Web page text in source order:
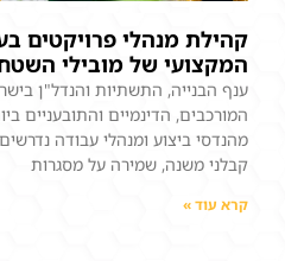
קהילת מנהלי פרויקטים
המקצועי של מובילי
ענף הבנייה, התשתיות והנדל"ן
המורכבים, הדינמיים והתובעניים
מהנדסי ביצוע ומנהלי עבודה
קבלני משנה, שמירה על מסגרות
קרא עוד »